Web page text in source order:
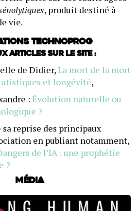
, produit destiné à
vie.
Technoprog
articles sur le site :
de Didier,La mort de la mort
et longévité,
: Évolution naturelle ou
?
sa reprise des principaux
en publiant notamment,
de l’IA : une prophétie
?
Média